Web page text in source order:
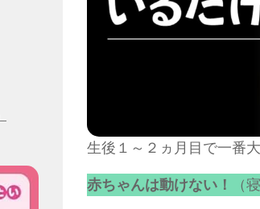
生後１～２ヵ月目で一番
赤ちゃんは動けない！
（